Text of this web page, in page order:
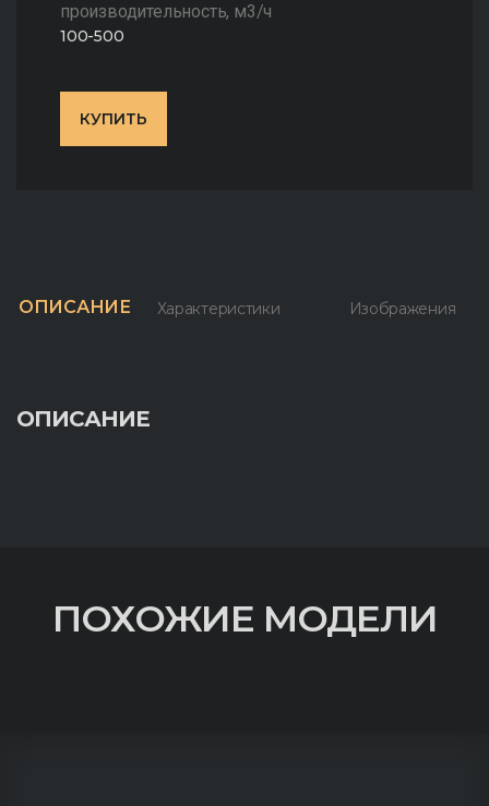
производительность, м3/ч
100-500
КУПИТЬ
ОПИСАНИЕ Характеристики Изображения
ОПИСАНИЕ
ПОХОЖИЕ МОДЕЛИ